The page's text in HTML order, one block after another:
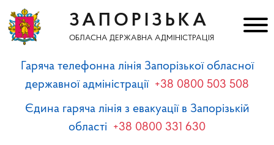
ЗАПОРІЗЬКА
ОБЛАСНА ДЕРЖАВНА АДМІНІСТРАЦІЯ
Гаряча телефонна лінія Запорізької обласної
державної адміністрації +38 0800 503 508
Єдина гаряча лінія з евакуації в Запорізькій
області +38 0800 331 630